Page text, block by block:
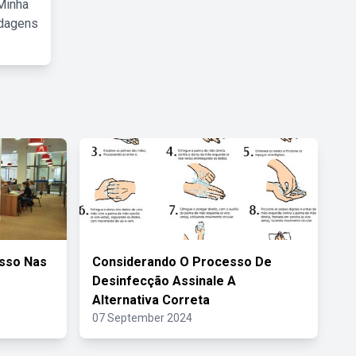
Nas
Considerando O Processo De
Desinfecção Assinale A
Alternativa Correta
07 September 2024